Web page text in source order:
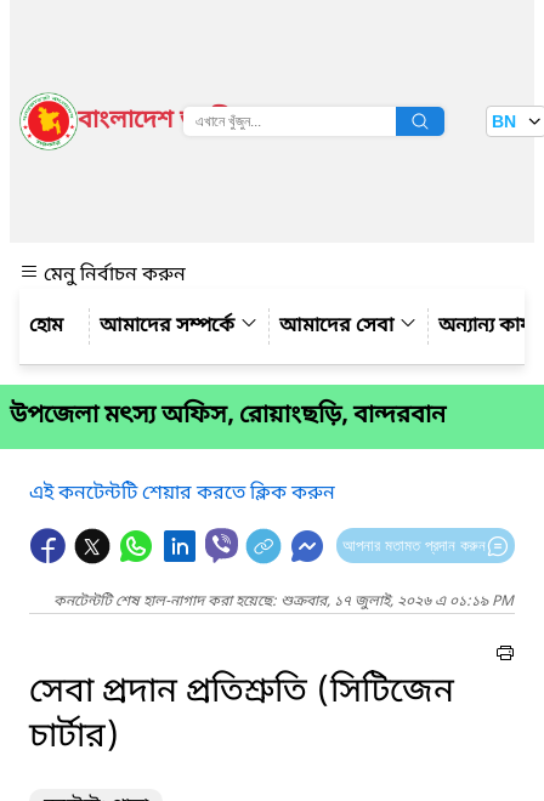
বাংলাদেশ জাতীয় তথ্য বাতায়ন BN
মেনু নির্বাচন করুন
আমাদের সম্পর্কে
আমাদের সেবা অন্যান্য
উপজেলা মৎস্য অফিস, রোয়াংছড়ি, বান্দরবান
এই কনটেন্টটি শেয়ার করতে ক্লিক করুন
আপনার মতামত প্রদান করুন
কনটেন্টটি শেষ হাল-নাগাদ করা হয়েছে: শুক্রবার, ১৭ জুলাই, ২০২৬ এ ০১:১৯ PM
সেবা প্রদান প্রতিশ্রুতি (সিটিজেন
চার্টার)